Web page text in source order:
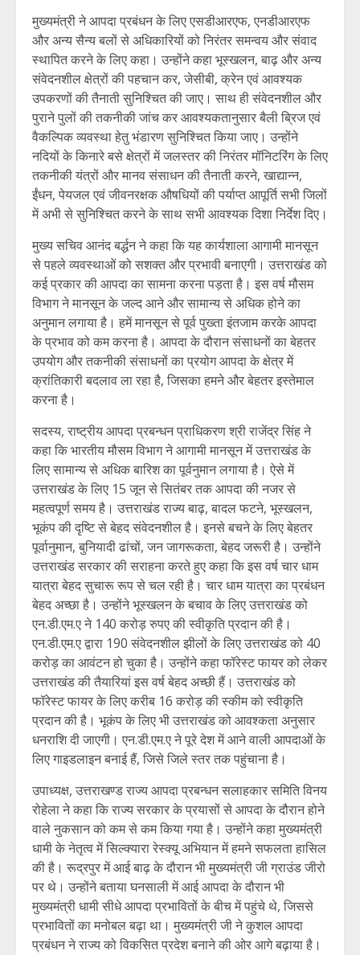
मुख्यमंत्री ने आपदा प्रबंधन के लिए एसडीआरएफ, एनडीआरएफ
और अन्य सैन्य बलों से अधिकारियों को निरंतर समन्वय और संवाद
स्थापित करने के लिए कहा। उन्होंने कहा भूस्खलन, बाढ़ और अन्य
संवेदनशील क्षेत्रों की पहचान कर, जेसीबी, क्रेन एवं आवश्यक
उपकरणों की तैनाती सुनिश्चित की जाए। साथ ही संवेदनशील और
पुराने पुलों की तकनीकी जांच कर आवश्यकतानुसार बैली ब्रिज एवं
वैकल्पिक व्यवस्था हेतु भंडारण सुनिश्चित किया जाए। उन्होंने
नदियों के किनारे बसे क्षेत्रों में जलस्तर की निरंतर मॉनिटरिंग के लिए
तकनीकी यंत्रों और मानव संसाधन की तैनाती करने, खाद्यान्न,
ईंधन, पेयजल एवं जीवनरक्षक औषधियों की पर्याप्त आपूर्ति सभी जिलों
में अभी से सुनिश्चित करने के साथ सभी आवश्यक दिशा निर्देश दिए।
मुख्य सचिव आनंद बर्द्धन ने कहा कि यह कार्यशाला आगामी मानसून
से पहले व्यवस्थाओं को सशक्त और प्रभावी बनाएगी। उत्तराखंड को
कई प्रकार की आपदा का सामना करना पड़ता है। इस वर्ष मौसम
विभाग ने मानसून के जल्द आने और सामान्य से अधिक होने का
अनुमान लगाया है। हमें मानसून से पूर्व पुख्ता इंतजाम करके आपदा
के प्रभाव को कम करना है। आपदा के दौरान संसाधनों का बेहतर
उपयोग और तकनीकी संसाधनों का प्रयोग आपदा के क्षेत्र में
क्रांतिकारी बदलाव ला रहा है, जिसका हमने और बेहतर इस्तेमाल
करना है।
सदस्य, राष्ट्रीय आपदा प्रबन्धन प्राधिकरण श्री राजेंद्र सिंह ने
कहा कि भारतीय मौसम विभाग ने आगामी मानसून में उत्तराखंड के
लिए सामान्य से अधिक बारिश का पूर्वनुमान लगाया है। ऐसे में
उत्तराखंड के लिए 15 जून से सितंबर तक आपदा की नजर से
महत्वपूर्ण समय है। उत्तराखंड राज्य बाढ़, बादल फटने, भूस्खलन,
भूकंप की दृष्टि से बेहद संवेदनशील है। इनसे बचने के लिए बेहतर
पूर्वानुमान, बुनियादी ढांचों, जन जागरूकता, बेहद जरूरी है। उन्होंने
उत्तराखंड सरकार की सराहना करते हुए कहा कि इस वर्ष चार धाम
यात्रा बेहद सुचारू रूप से चल रही है। चार धाम यात्रा का प्रबंधन
बेहद अच्छा है। उन्होंने भूस्खलन के बचाव के लिए उत्तराखंड को
एन.डी.एम.ए ने 140 करोड़ रुपए की स्वीकृति प्रदान की है।
एन.डी.एम.ए द्वारा 190 संवेदनशील झीलों के लिए उत्तराखंड को 40
करोड़ का आवंटन हो चुका है। उन्होंने कहा फॉरेस्ट फायर को लेकर
उत्तराखंड की तैयारियां इस वर्ष बेहद अच्छी हैं। उत्तराखंड को
फॉरेस्ट फायर के लिए करीब 16 करोड़ की स्कीम को स्वीकृति
प्रदान की है। भूकंप के लिए भी उत्तराखंड को आवश्कता अनुसार
धनराशि दी जाएगी। एन.डी.एम.ए ने पूरे देश में आने वाली आपदाओं के
लिए गाइडलाइन बनाई हैं, जिसे जिले स्तर तक पहुंचाना है।
उपाध्यक्ष, उत्तराखण्ड राज्य आपदा प्रबन्धन सलाहकार समिति विनय
रोहेला ने कहा कि राज्य सरकार के प्रयासों से आपदा के दौरान होने
वाले नुकसान को कम से कम किया गया है। उन्होंने कहा मुख्यमंत्री
धामी के नेतृत्व में सिल्क्यारा रेस्क्यू अभियान में हमने सफलता हासिल
की है। रूद्रपुर में आई बाढ़ के दौरान भी मुख्यमंत्री जी ग्राउंड जीरो
पर थे। उन्होंने बताया घनसाली में आई आपदा के दौरान भी
मुख्यमंत्री धामी सीधे आपदा प्रभावितों के बीच में पहुंचे थे, जिससे
प्रभावितों का मनोबल बढ़ा था। मुख्यमंत्री जी ने कुशल आपदा
प्रबंधन ने राज्य को विकसित प्रदेश बनाने की ओर आगे बढ़ाया है।